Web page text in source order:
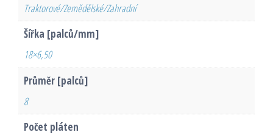
Traktorové/Zemědělské/Zahradní
Šířka [palců/mm]
18×6,50
Průměr [palců]
8
Počet pláten